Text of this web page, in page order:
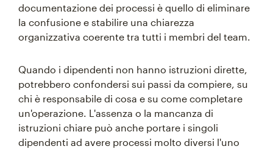
documentazione dei processi è quello di eliminare
la confusione e stabilire una chiarezza
organizzativa coerente tra tutti i membri del team.
Quando i dipendenti non hanno istruzioni dirette,
potrebbero confondersi sui passi da compiere, su
chi è responsabile di cosa e su come completare
un'operazione. L'assenza o la mancanza di
istruzioni chiare può anche portare i singoli
dipendenti ad avere processi molto diversi l'uno